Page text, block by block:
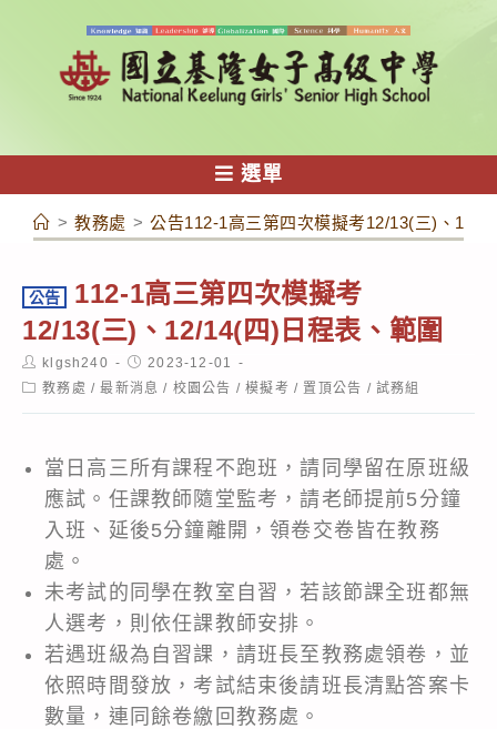
容
選單
> 教務處 > 公告112-1高三第四次模擬考12/13(三)、12/
公告
112-1高三第四次模擬考
12/13(三)、12/14(四)日程表、範圍
Post
author:
klgsh240
Post
published:
2023-12-01
Post教務處 / 最新消息 / 校園公告 / 模擬考 / 置頂公告 / 試務組
當日高三所有課程不跑班，請同學留在原班級
應試。任課教師隨堂監考，請老師提前5分鐘
入班、延後5分鐘離開，領卷交卷皆在教務
處。
未考試的同學在教室自習，若該節課全班都無
人選考，則依任課教師安排。
若遇班級為自習課，請班長至教務處領卷，並
依照時間發放，考試結束後請班長清點答案卡
數量，連同餘卷繳回教務處。